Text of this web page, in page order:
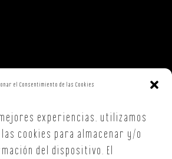
el Consentimiento de las Cookies
experiencias, utilizamos
cookies para almacenar y/o
del dispositivo. El